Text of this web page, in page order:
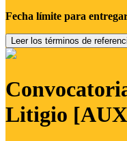
Fecha límite para
Leer los términos de
Litigio